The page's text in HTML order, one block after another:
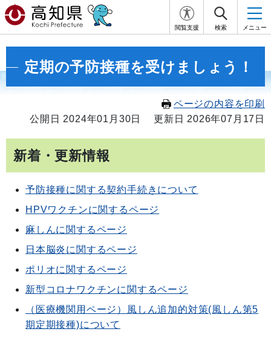
閲覧支援 検索 メニュー
定期の予防接種を受けましょう！
ページの内容を印刷
公開日 2024年01月30日
更新日 2026年07月17日
新着・更新情報
予防接種に関する契約手続きについて
HPVワクチンに関するページ
麻しんに関するページ
日本脳炎に関するページ
ポリオに関するページ
新型コロナワクチンに関するページ
（医療機関用ページ）風しん追加的対策(風しん第5
期定期接種)について